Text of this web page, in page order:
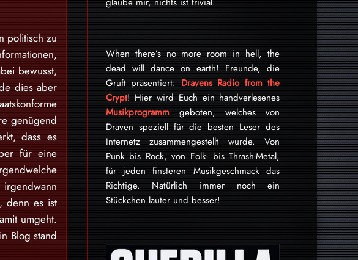
politisch zu
bewusst,
dies aber
genügend
dass es
für eine
denn es ist
umgeht.
Blog stand
When there’s no more room in hell, the
dead will dance on earth! Freunde, die
Gruft präsentiert: Dravens Radio from the
Crypt! Hier wird Euch ein handverlesenes
Musikprogrammgeboten, welches von
Draven speziell für die besten Leser des
Internetz zu­sammen­ge­stellt wurde. Von
Punk bis Rock, von Folk- bis Thrash-Metal,
für je­den finsteren Mu­sik­ge­schmack das
Rich­tige. Natürlich immer noch ein
Stückchen lauter und besser!